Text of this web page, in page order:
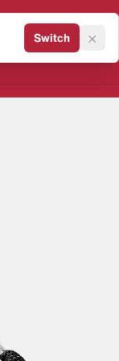
Sneaker
Switch ×